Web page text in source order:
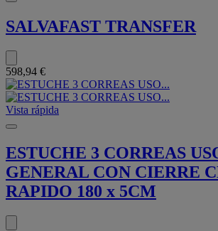
SALVAFAST TRANSFER
598,94 €
Vista rápida
ESTUCHE 3 CORREAS
GENERAL CON CIERRE
RAPIDO 180 x 5CM